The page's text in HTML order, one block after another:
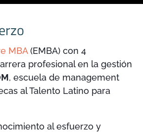
MBA(EMBA) con 4
profesional en la gestión
, escuela de management
al Talento Latino para
al esfuerzo y